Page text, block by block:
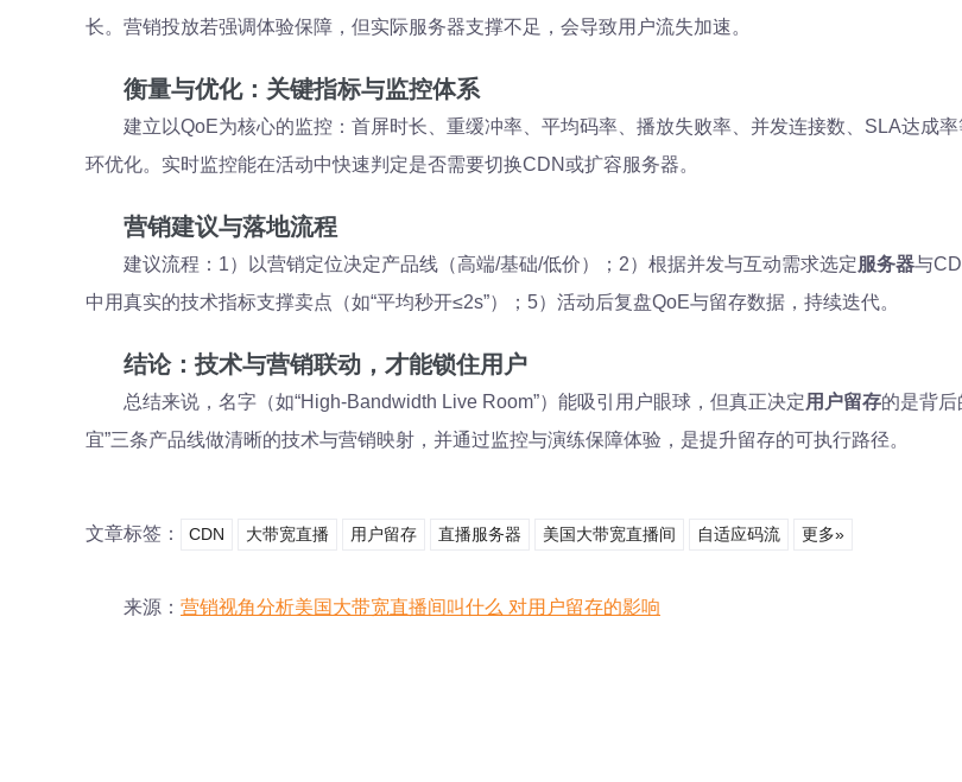
长。营销投放若强调体验保障，但实际服务器支撑不足，会导致用户流失加速。
衡量与优化：关键指标与监控体系
建立以QoE为核心的监控：首屏时长、重缓冲率、平均码率、播放失败率、并发连接数、SLA达成
环优化。实时监控能在活动中快速判定是否需要切换CDN或扩容服务器。
营销建议与落地流程
建议流程：1）以营销定位决定产品线（高端/基础/低价）；2）根据并发与互动需求选定 服务器与
中用真实的技术指标支撑卖点（如“平均秒开≤2s”）；5）活动后复盘QoE与留存数据，持续迭代。
结论：技术与营销联动，才能锁住用户
总结来说，名字（如“High-Bandwidth Live Room”）能吸引用户眼球，但真正决定用户留存的是背后
宜”三条产品线做清晰的技术与营销映射，并通过监控与演练保障体验，是提升留存的可执行路径。
文章标签： CDN 大带宽直播 用户留存 直播服务器 美国大带宽直播间 自适应码流 更多»
来源： 营销视角分析美国大带宽直播间叫什么 对用户留存的影响